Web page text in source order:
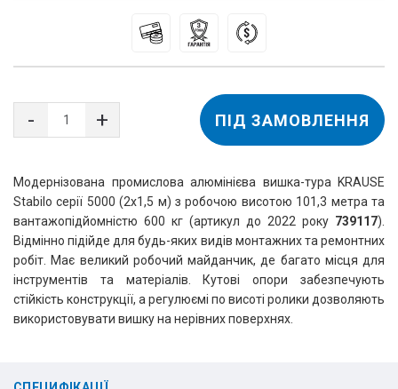
Модернізована промислова алюмінієва вишка-тура KRAUSE
Stabilo серії 5000 (2х1,5 м) з робочою висотою 101,3 метра та
вантажопідйомністю 600 кг (артикул до 2022 року 739117).
Відмінно підійде для будь-яких видів монтажних та ремонтних
робіт. Має великий робочий майданчик, де багато місця для
інструментів та матеріалів. Кутові опори забезпечують
стійкість конструкції, а регулюємі по висоті ролики дозволяють
використовувати вишку на нерівних поверхнях.
ПІД ЗАМОВЛЕННЯ